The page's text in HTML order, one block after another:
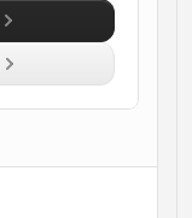
Erinnerungen